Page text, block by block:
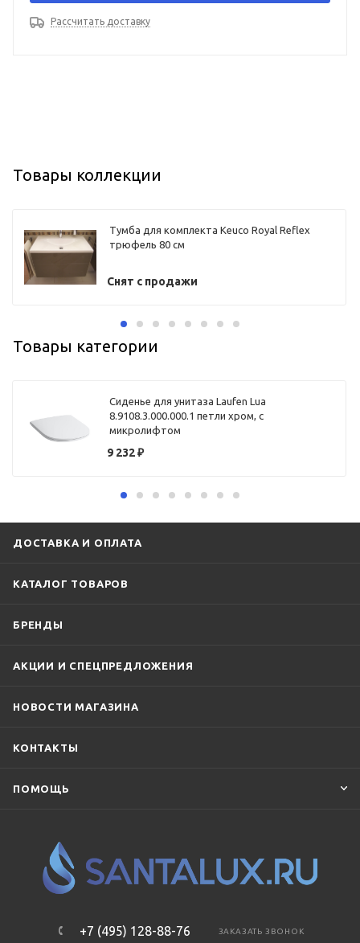
Рассчитать доставку
Товары коллекции
Тумба для комплекта Keuco Royal Reflex
трюфель 80 см
Снят с продажи
Товары категории
Сиденье для унитаза Laufen Lua
8.9108.3.000.000.1 петли хром, с
микролифтом
9 232₽
ДОСТАВКА И ОПЛАТА
КАТАЛОГ ТОВАРОВ
БРЕНДЫ
АКЦИИ И СПЕЦПРЕДЛОЖЕНИЯ
НОВОСТИ МАГАЗИНА
КОНТАКТЫ
ПОМОЩЬ
+7 (495) 128-88-76 ЗАКАЗАТЬ ЗВОНОК